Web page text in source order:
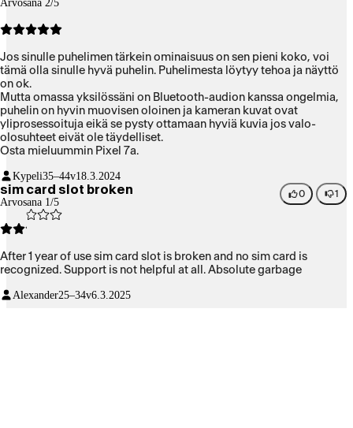
Arvosana 2/5
Jos sinulle puhelimen tärkein ominaisuus on sen pieni koko, voi
tämä olla sinulle hyvä puhelin. Puhelimesta löytyy tehoa ja näyttö
on ok.
Mutta omassa yksilössäni on Bluetooth-audion kanssa ongelmia,
puhelin on hyvin muovisen oloinen ja kameran kuvat ovat
yliprosessoituja eikä se pysty ottamaan hyviä kuvia jos valo-
olosuhteet eivät ole täydelliset.
Osta mieluummin Pixel 7a.
Kypeli35–44v18.3.2024
sim card slot broken
Arvosana 1/5
0 1
After 1 year of use sim card slot is broken and no sim card is
recognized. Support is not helpful at all. Absolute garbage
Alexander25–34v6.3.2025